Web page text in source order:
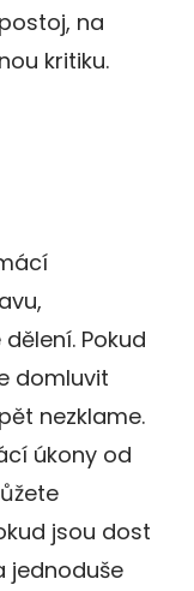
na
kritiku.
Pokud
domluvit
nezklame.
úkony od
jsou dost
jednoduše